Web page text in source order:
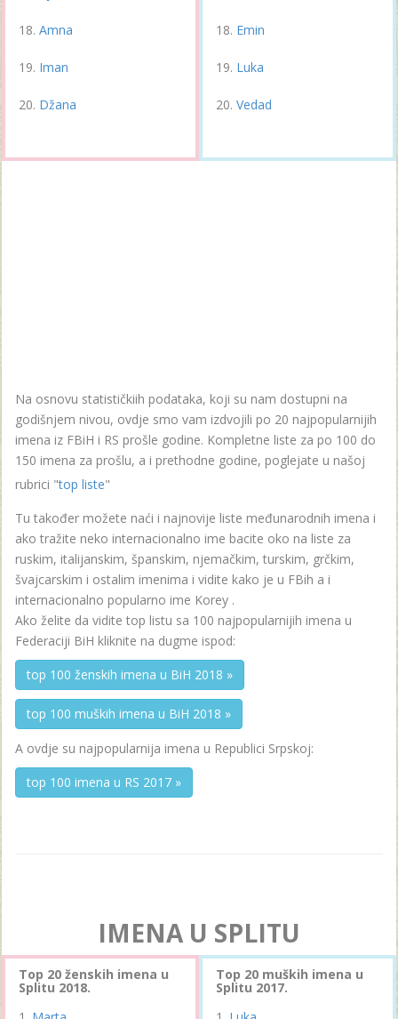
Amna
Iman
Džana
Emin
Luka
Vedad
Na osnovu statističkiih podataka, koji su nam dostupni na
godišnjem nivou, ovdje smo vam izdvojili po 20 najpopularnijih
imena iz FBiH i RS prošle godine. Kompletne liste za po 100 do
150 imena za prošlu, a i prethodne godine, poglejate u našoj
rubrici "top liste"
Tu također možete naći i najnovije liste međunarodnih imena i
ako tražite neko internacionalno ime bacite oko na liste za
ruskim, italijanskim, španskim, njemačkim, turskim, grčkim,
švajcarskim i ostalim imenima i vidite kako je u FBih a i
internacionalno popularno ime Korey .
Ako želite da vidite top listu sa 100 najpopularnijih imena u
Federaciji BiH kliknite na dugme ispod:
top 100 ženskih imena u BiH 2018 »
top 100 muških imena u BiH 2018 »
A ovdje su najpopularnija imena u Republici Srpskoj:
top 100 imena u RS 2017 »
IMENA U SPLITU
Top 20 ženskih imena u
Splitu 2018.
Top 20 muških imena u
Splitu 2017.